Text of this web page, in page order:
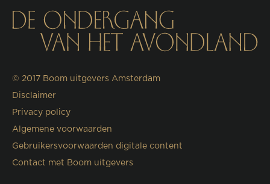
© 2017 Boom uitgevers Amsterdam
Disclaimer
Privacy policy
Algemene voorwaarden
Gebruikersvoorwaarden digitale content
Contact met Boom uitgevers